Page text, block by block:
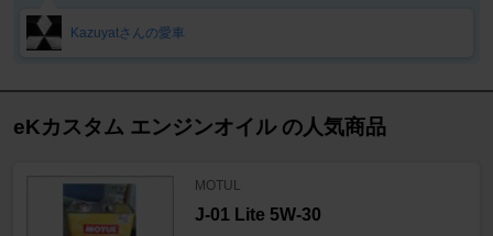
Kazuyatさんの愛車
eKカスタム エンジンオイル の人気商品
MOTUL
J-01 Lite 5W-30